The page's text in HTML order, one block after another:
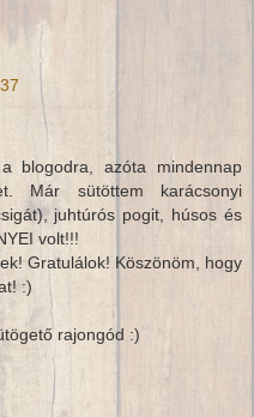
blogodra, azóta mindennap
Már sütöttem karácsonyi
juhtúrós pogit, húsos és
volt!!!
Gratulálok! Köszönöm, hogy
:)
rajongód :)